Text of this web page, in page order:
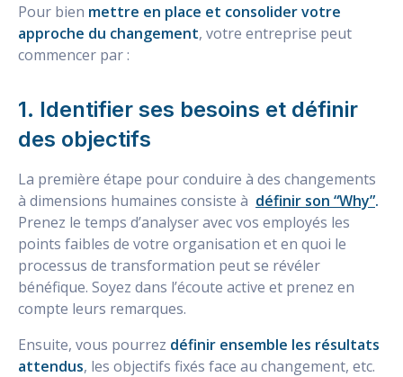
Pour bien mettre en place et consolider votre
approche du changement, votre entreprise peut
commencer par :
1. Identifier ses besoins et définir
des objectifs
La première étape pour conduire à des changements
à dimensions humaines consiste à définir son “Why”.
Prenez le temps d’analyser avec vos employés les
points faibles de votre organisation et en quoi le
processus de transformation peut se révéler
bénéfique. Soyez dans l’écoute active et prenez en
compte leurs remarques.
Ensuite, vous pourrez définir ensemble les résultats
attendus, les objectifs fixés face au changement, etc.